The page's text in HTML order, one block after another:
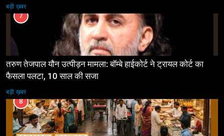
बड़ी ख़बर
7
तरुण तेजपाल यौन उत्पीड़न मामला: बॉम्बे हाईकोर्ट ने ट्रायल कोर्ट का
फैसला पलटा, 10 साल की सजा
बड़ी ख़बर
8